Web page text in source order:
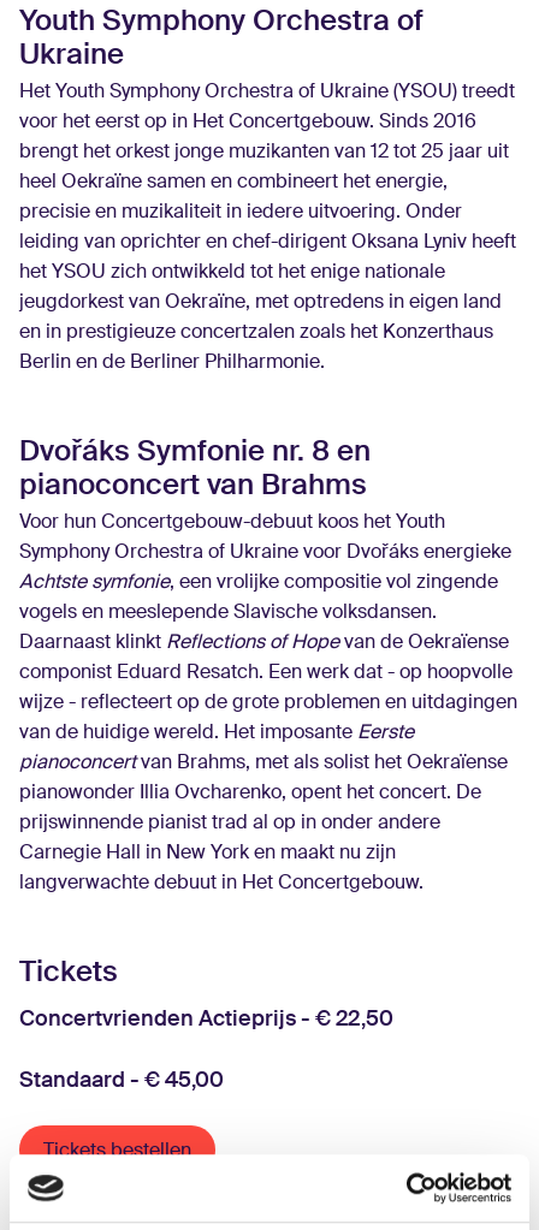
Youth Symphony Orchestra of
Ukraine
Het Youth Symphony Orchestra of Ukraine (YSOU) treedt
voor het eerst op in Het Concertgebouw. Sinds 2016
brengt het orkest jonge muzikanten van 12 tot 25 jaar uit
heel Oekraïne samen en combineert het energie,
precisie en muzikaliteit in iedere uitvoering. Onder
leiding van oprichter en chef-dirigent Oksana Lyniv heeft
het YSOU zich ontwikkeld tot het enige nationale
jeugdorkest van Oekraïne, met optredens in eigen land
en in prestigieuze concertzalen zoals het Konzerthaus
Berlin en de Berliner Philharmonie.
Dvořáks Symfonie nr. 8 en
pianoconcert van Brahms
Voor hun Concertgebouw-debuut koos het Youth
Symphony Orchestra of Ukraine voor Dvořáks energieke
Achtste symfonie, een vrolijke compositie vol zingende
vogels en meeslepende Slavische volksdansen.
Daarnaast klinkt Reflections of Hopevan de Oekraïense
componist Eduard Resatch. Een werk dat - op hoopvolle
wijze - reflecteert op de grote problemen en uitdagingen
van de huidige wereld. Het imposante Eerste
pianoconcertvan Brahms, met als solist het Oekraïense
pianowonder Illia Ovcharenko, opent het concert. De
prijswinnende pianist trad al op in onder andere
Carnegie Hall in New York en maakt nu zijn
langverwachte debuut in Het Concertgebouw.
Tickets
Concertvrienden Actieprijs - € 22,50
Standaard - € 45,00
Tickets bestellen